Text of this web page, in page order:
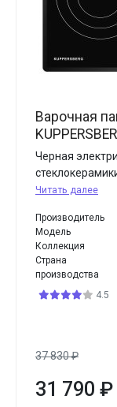
Варочная
Черная
Читать далее
Производитель
Модель
Коллекция
Страна
производства
4.5
37 830₽
31 790 ₽